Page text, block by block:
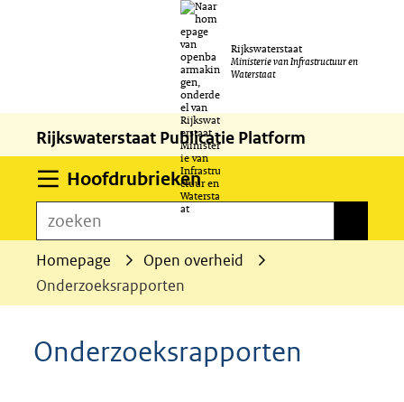
naar
de
inhoud
Rijkswaterstaat
Ministerie van Infrastructuur en
Waterstaat
Rijkswaterstaat Publicatie Platform
HoofdrubriekenUitklappen
zoeken
Homepage
Open overheid
Onderzoeksrapporten
Onderzoeksrapporten